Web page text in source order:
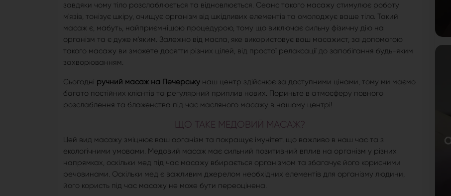
завдяки чому тіло розслаблюється та відновлюється. Сеанс такого масажу стимулює роботу
м'язів, тонізує шкіру, очищує організм від шкідливих елементів та омолоджує ваше тіло. Такий
масаж є, мабуть, найприємнішою процедурою, тому що виключає сильну фізичну дію на
організм та є дуже м'яким. Залежно від масла, яке використовує ваш масажист, за допомогою
такого масажу ви зможете досягти різних цілей, від простої релаксації до запобігання будь-яким
захворюванням.
Сьогодні ручний масаж на Печерську наш центр здійснює за доступними цінами, тому ми маємо
багато постійних клієнтів та регулярний приплив нових. Пориньте в атмосферу повного
розслаблення та блаженства під час масляного масажу в нашому центрі!
ЩО ТАКЕ МЕДОВИЙ МАСАЖ?
Цей вид масажу зміцнює ваш організм та покращує імунітет, що важливо в наш час та з
екологічними умовами. Медовий масаж має сильний позитивний вплив на організм у різних
напрямках, оскільки мед під час масажу вбирається організмом та збагачує його корисними
речовинами. Оскільки мед є важливим джерелом необхідних елементів для організму людини,
його користь під час масажу не може бути переоцінена.